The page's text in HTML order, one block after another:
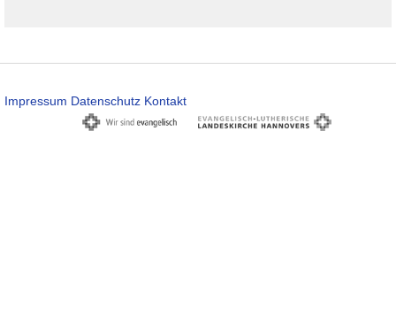
Impressum Datenschutz Kontakt